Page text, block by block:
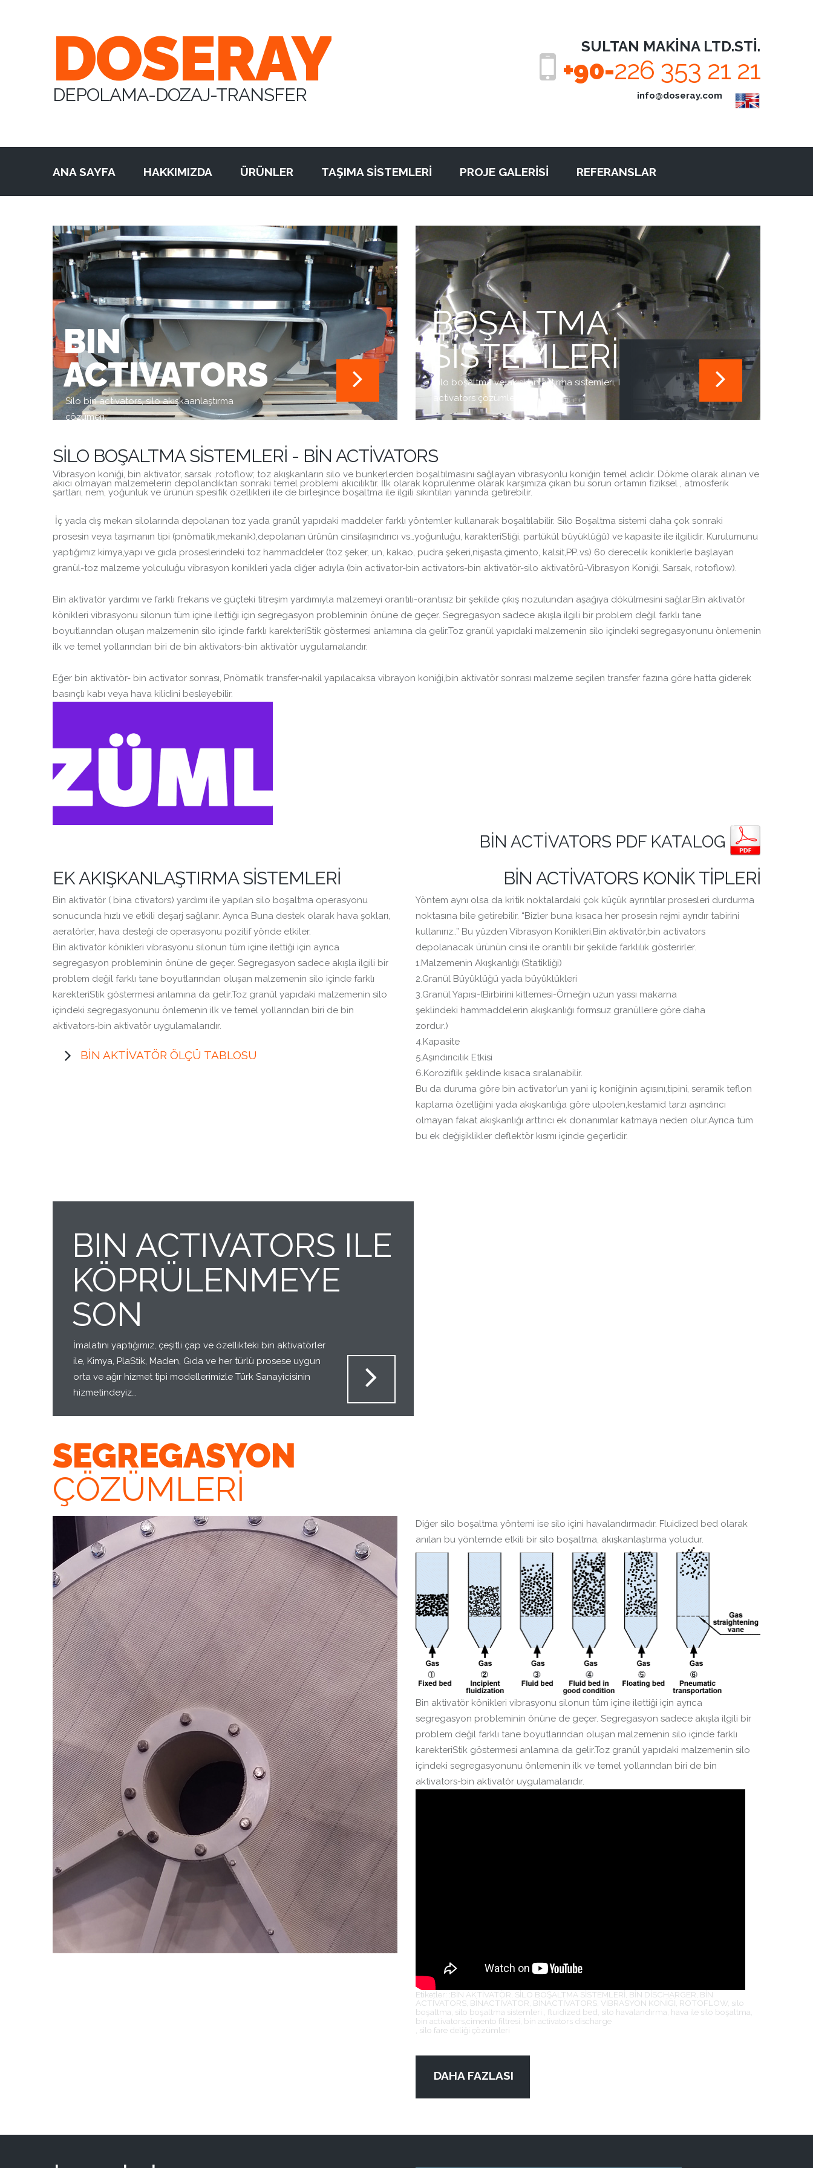
DOSERAY
DEPOLAMA-DOZAJ-TRANSFER
SULTAN MAKINA LTD.STI.
+90-226 353 21 21
info@doseray.com
ANA SAYFA HAKKIMIZDA ÜRÜNLER TAŞIMA SİSTEMLERİ PROJE GALERİSİ REFERANSLAR
BIN
ACTIVATORS
Silo bin activators, silo akışkaanlaştırma
çözümeri.
BOŞALTMA
SISTEMLERI
Silo boşaltma ve akışkanlaştırma sistemleri, bin
activators çözümleri.
SILO BOŞALTMA SISTEMLERI - BIN ACTIVATORS
Vibrasyon koniği, bin aktivatör, sarsak ,rotoflow; toz akışkanların silo ve bunkerlerden boşaltılmasını sağlayan vibrasyonlu koniğin temel adıdır. Dökme olarak alınan ve
akıcı olmayan malzemelerin depolandıktan sonraki temel problemi akıcılıktır. İlk olarak köprülenme olarak karşımıza çıkan bu sorun ortamın fiziksel , atmosferik
şartları, nem, yoğunluk ve ürünün spesifik özellikleri ile de birleşince boşaltma ile ilgili sıkıntıları yanında getirebilir.
İç yada dış mekan silolarında depolanan toz yada granül yapıdaki maddeler farklı yöntemler kullanarak boşaltılabilir. Silo Boşaltma sistemi daha çok sonraki
prosesin veya taşımanın tipi (pnömatik,mekanik),depolanan ürünün cinsi(aşındırıcı vs…yoğunluğu, karakteriStiği, partükül büyüklüğü) ve kapasite ile ilgilidir. Kurulumunu
yaptığımız kimya,yapı ve gıda proseslerindeki toz hammaddeler (toz şeker, un, kakao, pudra şekeri,nişasta,çimento, kalsit,PP..vs) 60 derecelik koniklerle başlayan
granül-toz malzeme yolculuğu vibrasyon konikleri yada diğer adıyla (bin activator-bin activators-bin aktivatör-silo aktivatörü-Vibrasyon Koniği, Sarsak, rotoflow).
Bin aktivatör yardımı ve farklı frekans ve güçteki titreşim yardımıyla malzemeyi orantılı-orantısız bir şekilde çıkış nozulundan aşağıya dökülmesini sağlar.Bin aktivatör
könikleri vibrasyonu silonun tüm içine ilettiği için segregasyon probleminin önüne de geçer. Segregasyon sadece akışla ilgili bir problem değil farklı tane
boyutlarından oluşan malzemenin silo içinde farklı karekteriStik göstermesi anlamına da gelir.Toz granül yapıdaki malzemenin silo içindeki segregasyonunu önlemenin
ilk ve temel yollarından biri de bin aktivators-bin aktivatör uygulamalarıdır.
Eğer bin aktivatör- bin activator sonrası, Pnömatik transfer-nakil yapılacaksa vibrayon koniği,bin aktivatör sonrası malzeme seçilen transfer fazına göre hatta giderek
basınçlı kabı veya hava kilidini besleyebilir.
BIN ACTIVATORS PDF KATALOG
EK AKIŞKANLAŞTIRMA SİSTEMLERİ
Bin aktivatör ( bina ctivators) yardımı ile yapılan silo boşaltma operasyonu
sonucunda hızlı ve etkili deşarj sağlanır. Ayrıca Buna destek olarak hava şokları,
aeratörler, hava desteği de operasyonu pozitif yönde etkiler.
Bin aktivatör könikleri vibrasyonu silonun tüm içine ilettiği için ayrıca
segregasyon probleminin önüne de geçer. Segregasyon sadece akışla ilgili bir
problem değil farklı tane boyutlarından oluşan malzemenin silo içinde farklı
karekteriStik göstermesi anlamına da gelir.Toz granül yapıdaki malzemenin silo
içindeki segregasyonunu önlemenin ilk ve temel yollarından biri de bin
aktivators-bin aktivatör uygulamalarıdır.
BIN AKTIVATÖR ÖLÇÜ TABLOSU
BIN ACTIVATORS KONIK TIPLERI
Yöntem aynı olsa da kritik noktalardaki çok küçük ayrıntılar prosesleri durdurma
noktasına bile getirebilir. “Bizler buna kısaca her prosesin rejmi ayrıdır tabirini
kullanırız..” Bu yüzden Vibrasyon Konikleri,Bin aktivatör,bin activators
depolanacak ürünün cinsi ile orantılı bir şekilde farklılık gösterirler.
1.Malzemenin Akışkanlığı (Statikliği)
2.Granül Büyüklüğü yada büyüklükleri
3.Granül Yapısı-(Birbirini kitlemesi-Örneğin uzun yassı makarna
şeklindeki hammaddelerin akışkanlığı formsuz granüllere göre daha
zordur.)
4.Kapasite
5.Aşındırıcılık Etkisi
6.Koroziflik şeklinde kısaca sıralanabilir.
Bu da duruma göre bin activator’un yani iç koniğinin açısını,tipini, seramik teflon
kaplama özelliğini yada akışkanlığa göre ulpolen,kestamid tarzı aşındırıcı
olmayan fakat akışkanlığı arttırıcı ek donanımlar katmaya neden olur.Ayrıca tüm
bu ek değişiklikler deflektör kısmı içinde geçerlidir.
BIN ACTIVATORS ILE
KÖPRÜLENMEYE
SON
İmalatını yaptığımız, çeşitli çap ve özellikteki bin aktivatörler
ile, Kimya, PlaStik, Maden, Gıda ve her türlü prosese uygun
orta ve ağır hizmet tipi modellerimizle Türk Sanayicisinin
hizmetindeyiz…
SEGREGASYON
ÇÖZÜMLERİ
Diğer silo boşaltma yöntemi ise silo içini havalandırmadır. Fluidized bed olarak
anılan bu yöntemde etkili bir silo boşaltma, akışkanlaştırma yoludur.
Bin aktivatör könikleri vibrasyonu silonun tüm içine ilettiği için ayrıca
segregasyon probleminin önüne de geçer. Segregasyon sadece akışla ilgili bir
problem değil farklı tane boyutlarından oluşan malzemenin silo içinde farklı
karekteriStik göstermesi anlamına da gelir.Toz granül yapıdaki malzemenin silo
içindeki segregasyonunu önlemenin ilk ve temel yollarından biri de bin
aktivators-bin aktivatör uygulamalarıdır.
Etiketler: :BİN AKTİVATÖR, SİLO BOŞALTMA SİSTEMLERİ, BİN DİSCHARGER, BİN
ACTİVATORS, BİNACTİVATOR, BİNACTİVATORS, VİBRASYON KONİĞİ, ROTOFLOW, silo
boşaltma, silo boşaltma sistemleri , fluidized bed, silo havalandırma, hava ile silo boşaltma,
bin activators,cimento filtresi, bin activators discharge
, silo fare deliği çözümleri
DAHA FAZLASI